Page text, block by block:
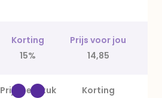
Korting
Prijs voor jou
15% 14,85
Prijs per stuk
Korting